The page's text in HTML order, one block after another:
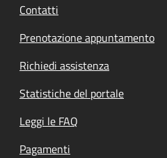
Contatti
Prenotazione appuntamento
Richiedi assistenza
Statistiche del portale
Leggi le FAQ
Pagamenti